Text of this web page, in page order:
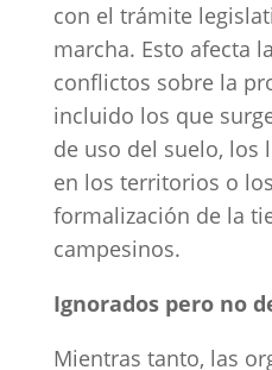
con el trámite
marcha. Esto afecta
conflictos sobre la
incluido los que
de uso del suelo, los
en los territorios o
formalización de la
campesinos.
Ignorados pero no
Mientras tanto, las